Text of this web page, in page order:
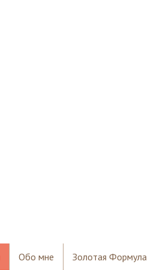
Обо мне Золотая Формула